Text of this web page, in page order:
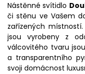
Nástěnné svítidlo
či stěnu ve Vašem
zařízených
jsou vyrobeny z
válcovitého tvaru
a transparentního
svoji domácnost